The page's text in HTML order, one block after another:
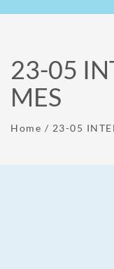
23-05
MES
Home / 23-05